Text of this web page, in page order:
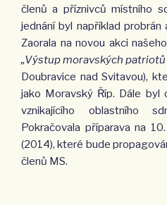
členů a příznivců místního
jednání byl například probrán
Zaorala na novou akci
„Výstup moravských patriotů
Doubravice nad Svitavou),
jako Moravský Říp. Dále byl
vznikajícího oblastního
Pokračovala příparava na
(2014), které bude
členů MS.